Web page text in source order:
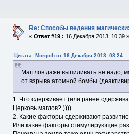
Re: Способы ведения
«Ответ #19 : 16 Декабря 2013, 10:39 »
Цитата: Morgoth от 16 Декабря 2013, 08:24
Магглов даже выпиливать не надо,
от взрыва атомной бомбы
1. Что сдерживает (или ранее
Церковь маглов? ))))
2. Какие факторы сдерживают
Или какие факторы стимулирующие